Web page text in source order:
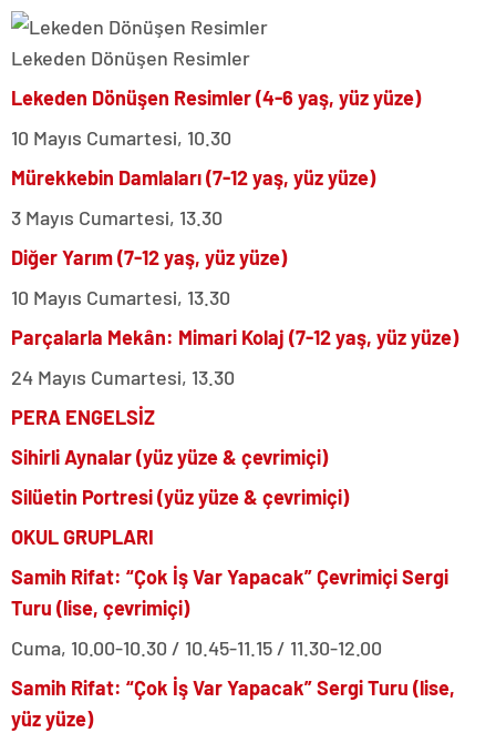
Lekeden Dönüşen Resimler
Lekeden Dönüşen Resimler (4-6 yaş, yüz yüze)
10 Mayıs Cumartesi, 10.30
Mürekkebin Damlaları (7-12 yaş, yüz yüze)
3 Mayıs Cumartesi, 13.30
Diğer Yarım (7-12 yaş, yüz yüze)
10 Mayıs Cumartesi, 13.30
Parçalarla Mekân: Mimari Kolaj (7-12 yaş, yüz yüze)
24 Mayıs Cumartesi, 13.30
PERA ENGELSİZ
Sihirli Aynalar (yüz yüze & çevrimiçi)
Silüetin Portresi (yüz yüze & çevrimiçi)
OKUL GRUPLARI
Samih Rifat: “Çok İş Var Yapacak” Çevrimiçi Sergi
Turu (lise, çevrimiçi)
Cuma, 10.00-10.30 / 10.45-11.15 / 11.30-12.00
Samih Rifat: “Çok İş Var Yapacak” Sergi Turu (lise,
yüz yüze)